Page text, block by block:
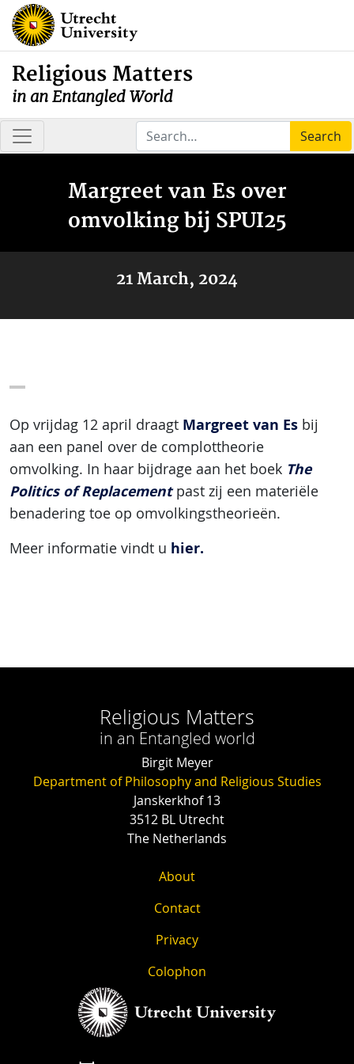
Religious Matters
in an Entangled World
Search
Margreet van Es over
omvolking bij SPUI25
21 March, 2024
Op vrijdag 12 april draagt Margreet van Es bij
aan een panel over de complottheorie
omvolking. In haar bijdrage aan het boek The
Politics of Replacementpast zij een materiële
benadering toe op omvolkingstheorieën.
Meer informatie vindt u hier.
Religious Matters
in an Entangled world
Birgit Meyer
Department of Philosophy and Religious Studies
Janskerkhof 13
3512 BL Utrecht
The Netherlands
About
Contact
Privacy
Colophon